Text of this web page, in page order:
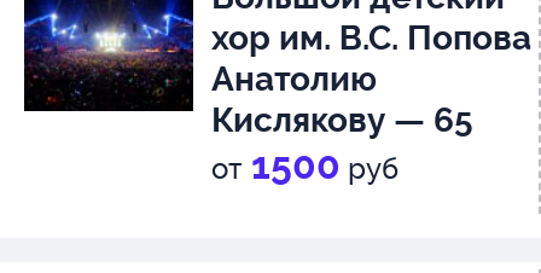
хор им. В.С. Попова
Анатолию
Кислякову — 65
ЮБИЛЕЙНЫЙ
от 1500 руб